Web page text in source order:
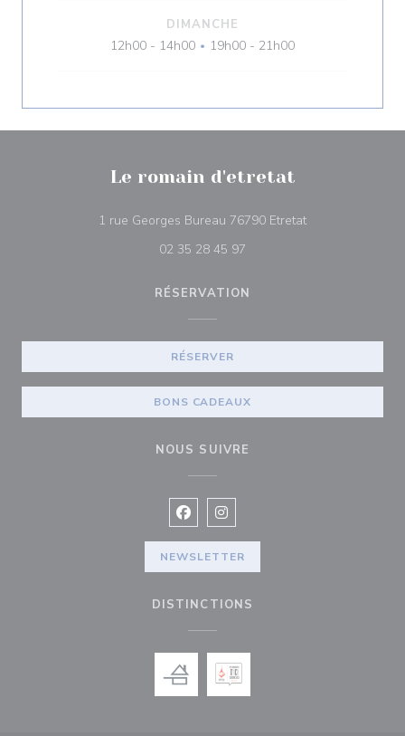
DIMANCHE
12h00 - 14h00 • 19h00 - 21h00
Le romain d'etretat
1 rue Georges Bureau 76790 Etretat((ouvre une
02 35 28 45 97
RÉSERVATION
RÉSERVER
BONS CADEAUX
NOUS SUIVRE
Facebook ((ouvre une nouvelle
Instagram ((ouvre une
NEWSLETTER
DISTINCTIONS